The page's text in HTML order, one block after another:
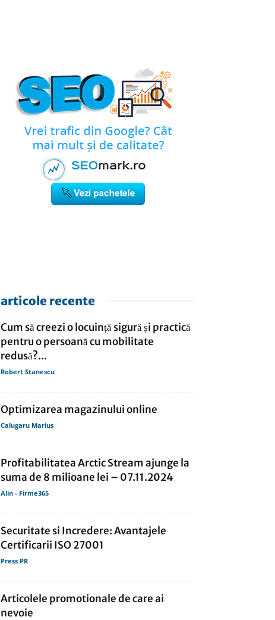
articole recente
Cum să creezi o locuință sigură și practică
pentru o persoană cu mobilitate
redusă?...
Robert Stanescu
Optimizarea magazinului online
Calugaru Marius
Profitabilitatea Arctic Stream ajunge la
suma de 8 milioane lei – 07.11.2024
Alin - Firme365
Securitate si Incredere: Avantajele
Certificarii ISO 27001
Press PR
Articolele promotionale de care ai
nevoie